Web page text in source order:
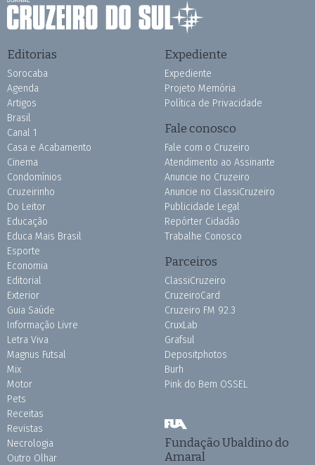
Editorias
Sorocaba
Agenda
Artigos
Brasil
Canal 1
Casa e Acabamento
Cinema
Condomínios
Cruzeirinho
Do Leitor
Educação
Educa Mais Brasil
Esporte
Economia
Editorial
Exterior
Guia Saúde
Informação Livre
Letra Viva
Magnus Futsal
Mix
Motor
Pets
Receitas
Revistas
Necrologia
Outro Olhar
Expediente
Expediente
Projeto Memória
Política de Privacidade
Fale conosco
Fale com o Cruzeiro
Atendimento ao Assinante
Anuncie no Cruzeiro
Anuncie no ClassiCruzeiro
Publicidade Legal
Repórter Cidadão
Trabalhe Conosco
Parceiros
ClassiCruzeiro
CruzeiroCard
Cruzeiro FM 92.3
CruxLab
Grafsul
Depositphotos
Burh
Pink do Bem OSSEL
Fundação Ubaldino do
Amaral